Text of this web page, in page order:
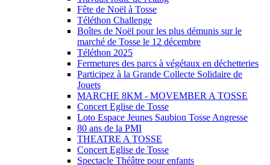
Fête de Noël à Tosse
Téléthon Challenge
Boîtes de Noël pour les plus démunis sur le
marché de Tosse le 12 décembre
Téléthon 2025
Fermetures des parcs à végétaux en déchetteries
Participez à la Grande Collecte Solidaire de
Jouets
MARCHE 8KM - MOVEMBER A TOSSE
Concert Eglise de Tosse
Loto Espace Jeunes Saubion Tosse Angresse
80 ans de la PMI
THEATRE A TOSSE
Concert Eglise de Tosse
Spectacle Théâtre pour enfants